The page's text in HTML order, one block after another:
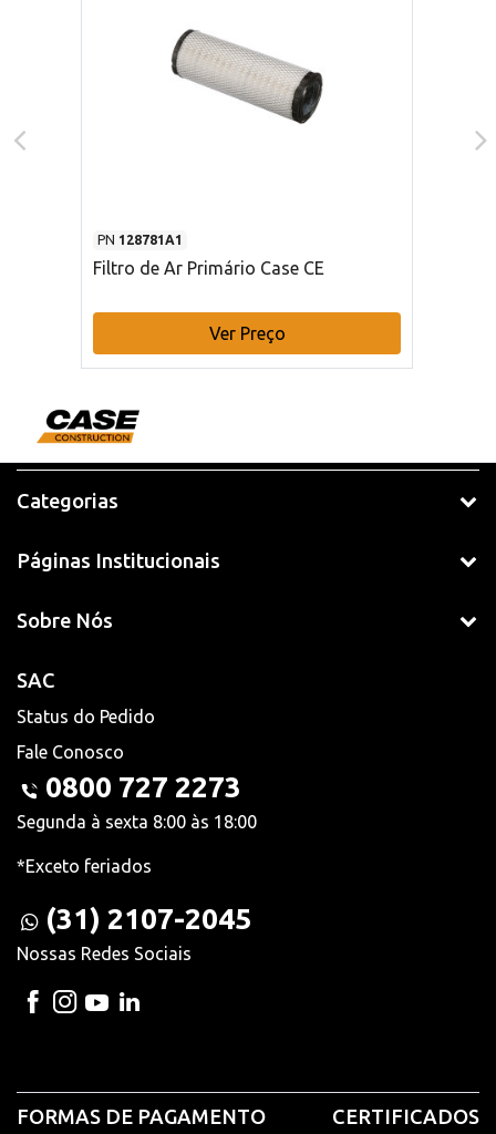
PN 128781A1
Filtro de Ar Primário Case CE
Ver Preço
Categorias
Páginas Institucionais
Sobre Nós
SAC
Status do Pedido
Fale Conosco
0800 727 2273
Segunda à sexta 8:00 às 18:00
*Exceto feriados
(31) 2107-2045
Nossas Redes Sociais
FORMAS DE PAGAMENTO CERTIFICADOS